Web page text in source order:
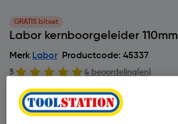
GRATIS bitset
Labor kernboorgeleider 110mm
Merk Labor Productcode: 45337
5 4 beoordeling(en)